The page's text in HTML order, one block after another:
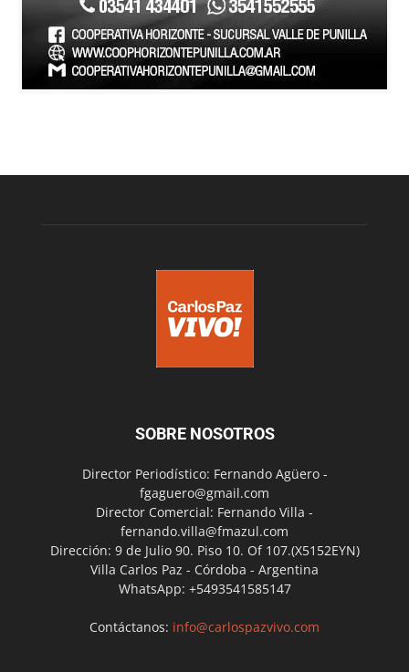
SOBRE NOSOTROS
Director Periodístico: Fernando Agüero -
fgaguero@gmail.com
Director Comercial: Fernando Villa -
fernando.villa@fmazul.com
Dirección: 9 de Julio 90. Piso 10. Of 107.(X5152EYN)
Villa Carlos Paz - Córdoba - Argentina
WhatsApp: +5493541585147
Contáctanos: info@carlospazvivo.com